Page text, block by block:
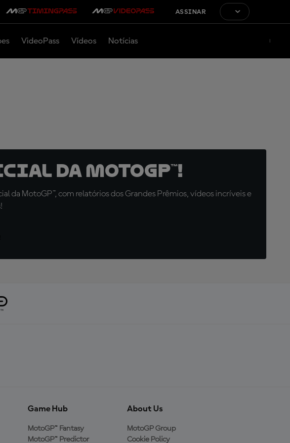
ASSINAR
VideoPass Vídeos Notícias
da MotoGP™!
da MotoGP™, com relatórios dos Grandes Prêmios, vídeos incríveis e
Game Hub
MotoGP™ Fantasy
MotoGP™ Predictor
About Us
MotoGP Group
Cookie Policy